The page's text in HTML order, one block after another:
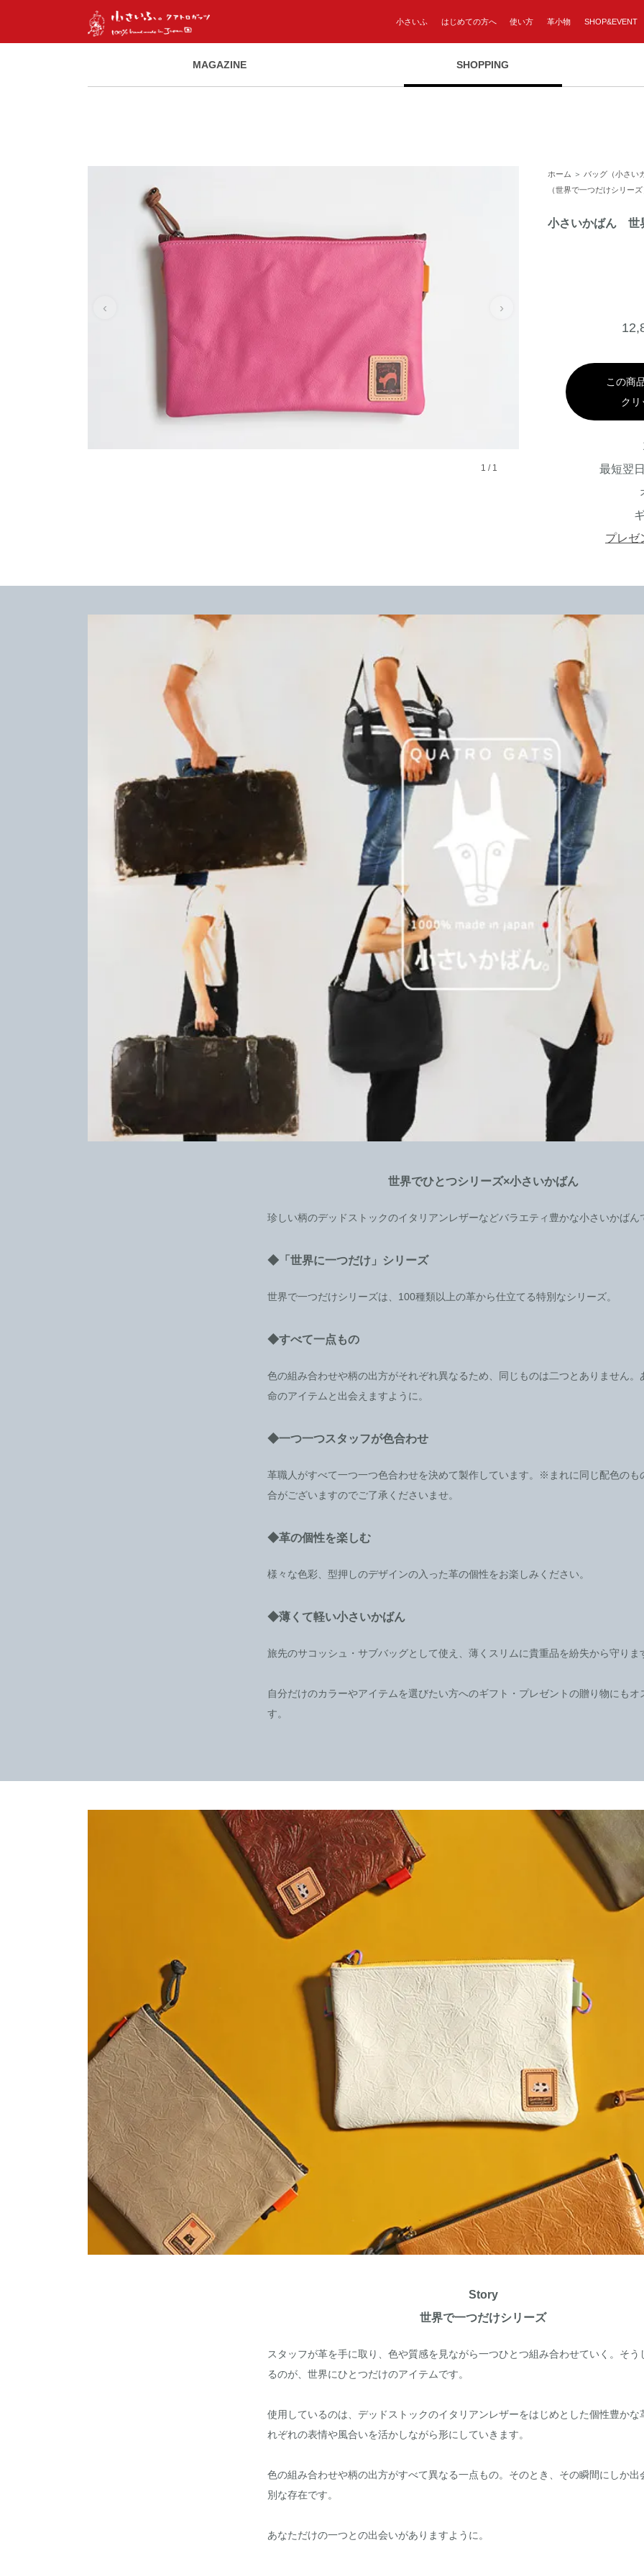
小さいふ はじめての方へ 使い方 革小物 SHOP&EVENT
MAGAZINE SHOPPING
‹ ›
1 / 1
ホーム ＞ バッグ（小さい
（世界で一つだけシリー
小さいかばん 世
この商
クリ
最短翌
プレゼ
世界でひとつシリーズ×小さいかばん
珍しい柄のデッドストックのイタリアンレザーなどバラエティ豊かな小さいかばん
◆「世界に一つだけ」シリーズ
世界で一つだけシリーズは、100種類以上の革から仕立てる特別なシリーズ。
◆すべて一点もの
色の組み合わせや柄の出方がそれぞれ異なるため、同じものは二つとありません。
命のアイテムと出会えますように。
◆一つ一つスタッフが色合わせ
革職人がすべて一つ一つ色合わせを決めて製作しています。※まれに同じ配色のも
合がございますのでご了承くださいませ。
◆革の個性を楽しむ
様々な色彩、型押しのデザインの入った革の個性をお楽しみください。
◆薄くて軽い小さいかばん
旅先のサコッシュ・サブバッグとして使え、薄くスリムに貴重品を紛失から守りま
自分だけのカラーやアイテムを選びたい方へのギフト・プレゼントの贈り物にもオ
す。
Story
世界で一つだけシリーズ
スタッフが革を手に取り、色や質感を見ながら一つひとつ組み合わせていく。そう
るのが、世界にひとつだけのアイテムです。
使用しているのは、デッドストックのイタリアンレザーをはじめとした個性豊かな
れぞれの表情や風合いを活かしながら形にしていきます。
色の組み合わせや柄の出方がすべて異なる一点もの。そのとき、その瞬間にしか出
別な存在です。
あなただけの一つとの出会いがありますように。